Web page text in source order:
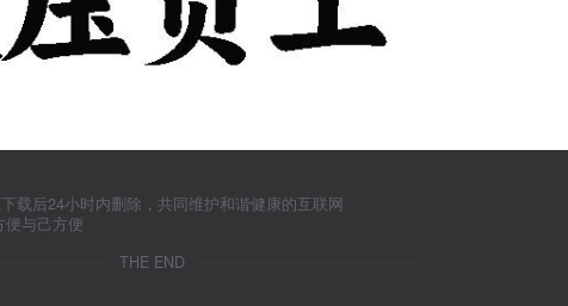
载后24小时内删除，共同维护和谐健康的互联网
与己方便
THE END